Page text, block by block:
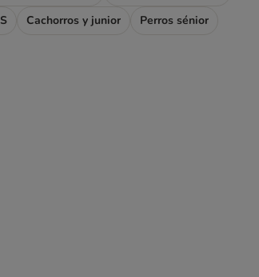
Cachorros y junior
Perros sénior